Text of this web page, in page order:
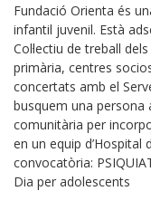
Fundació Orienta és
infantil juvenil. Està
Col·lectiu de treball
primària, centres
concertats amb el
busquem una persona
comunitària per
en un equip d’Hospital
convocatòria:
Dia per adolescents